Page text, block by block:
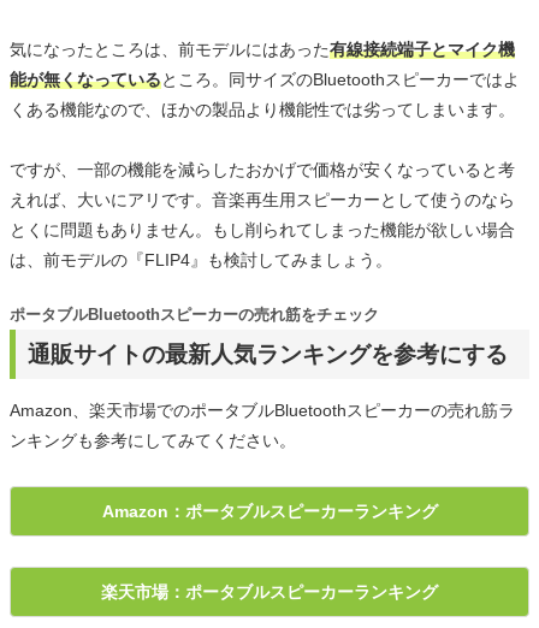
気になったところは、前モデルにはあった有線接続端子とマイク機
能が無くなっているところ。同サイズのBluetoothスピーカーではよ
くある機能なので、ほかの製品より機能性では劣ってしまいます。
ですが、一部の機能を減らしたおかげで価格が安くなっていると考
えれば、大いにアリです。音楽再生用スピーカーとして使うのなら
とくに問題もありません。もし削られてしまった機能が欲しい場合
は、前モデルの『FLIP4』も検討してみましょう。
通販サイトの最新人気ランキングを参考にする
ポータブルBluetoothスピーカーの売れ筋をチェック
Amazon、楽天市場でのポータブルBluetoothスピーカーの売れ筋ラ
ンキングも参考にしてみてください。
Amazon：ポータブルスピーカーランキング
楽天市場：ポータブルスピーカーランキング